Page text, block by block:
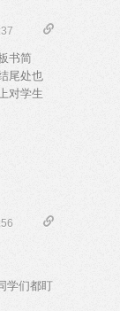
书简
尾处也
对学生
学们都盯